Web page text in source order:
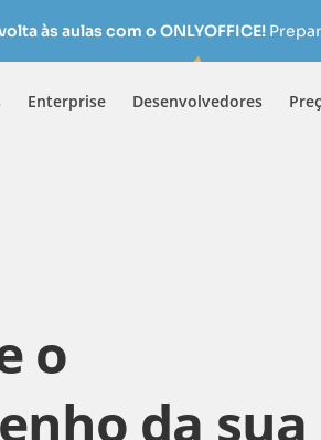
às aulas com o ONLYOFFICE!
Enterprise Desenvolvedores
o
da sua